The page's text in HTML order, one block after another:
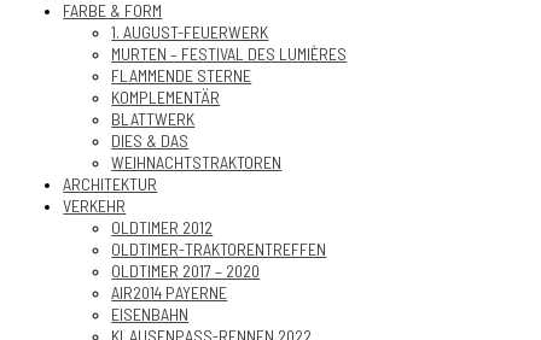
FARBE & FORM
1. AUGUST-FEUERWERK
MURTEN – FESTIVAL DES LUMIÈRES
FLAMMENDE STERNE
KOMPLEMENTÄR
BLATTWERK
DIES & DAS
WEIHNACHTSTRAKTOREN
ARCHITEKTUR
VERKEHR
OLDTIMER 2012
OLDTIMER-TRAKTORENTREFFEN
OLDTIMER 2017 – 2020
AIR2014 PAYERNE
EISENBAHN
KLAUSENPASS-RENNEN 2022